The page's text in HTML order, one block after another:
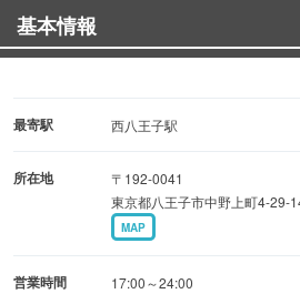
基本情報
最寄駅 西八王子駅
所在地
〒192-0041
東京都八王子市中野上町4-29-
MAP
営業時間 17:00～24:00